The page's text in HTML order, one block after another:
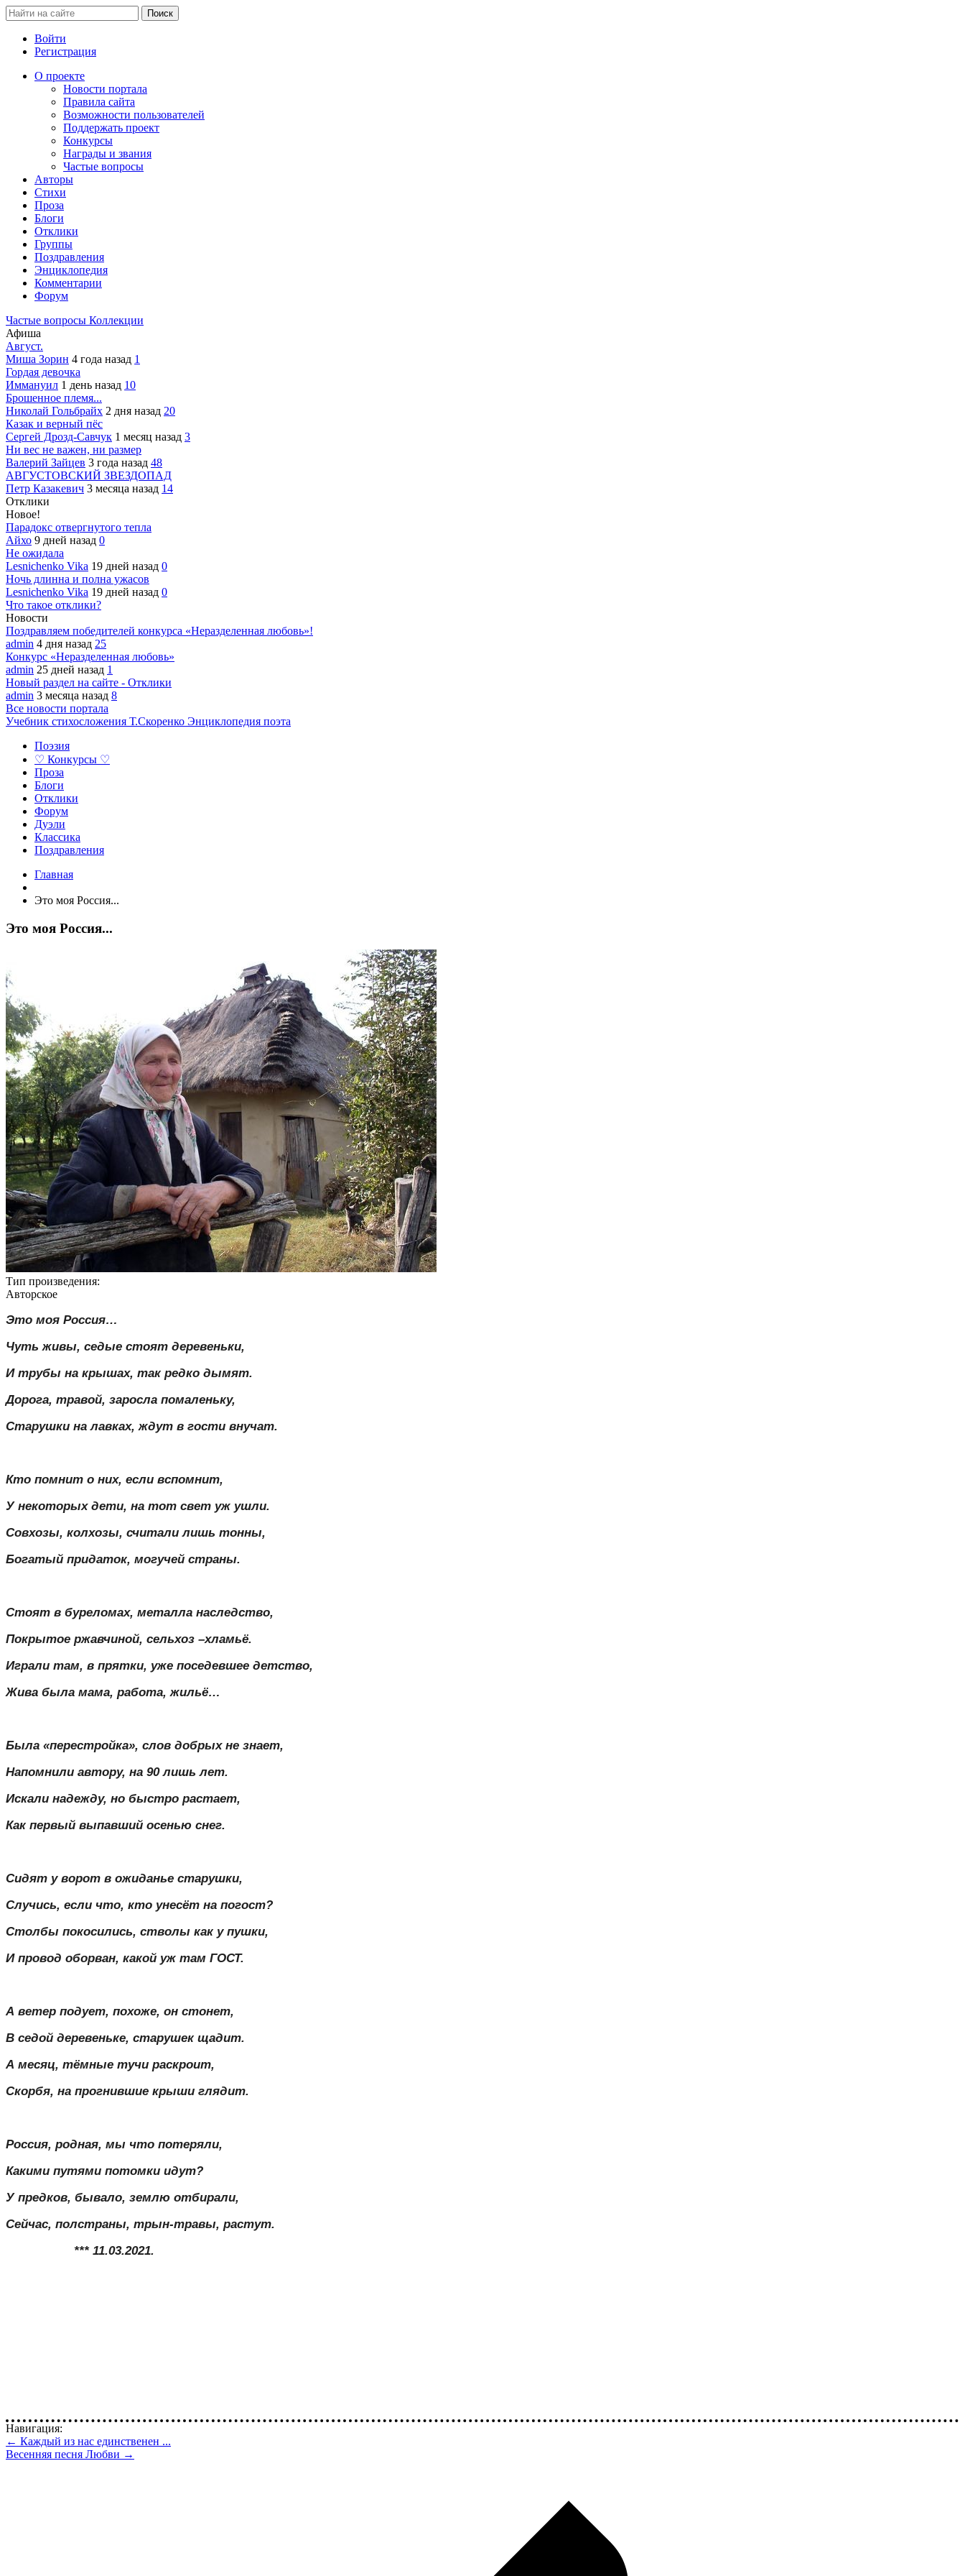
Войти
Регистрация
О проекте
Новости портала
Правила сайта
Возможности пользователей
Поддержать проект
Конкурсы
Награды и звания
Частые вопросы
Авторы
Стихи
Проза
Блоги
Отклики
Группы
Поздравления
Энциклопедия
Комментарии
Форум
Частые вопросы Коллекции
Афиша
Август.
Миша Зорин 4 года назад 1
Гордая девочка
Иммануил 1 день назад 10
Брошенное племя...
Николай Гольбрайх 2 дня назад 20
Казак и верный пёс
Сергей Дрозд-Савчук 1 месяц назад 3
Ни вес не важен, ни размер
Валерий Зайцев 3 года назад 48
АВГУСТОВСКИЙ ЗВЕЗДОПАД
Петр Казакевич 3 месяца назад 14
Отклики
Новое!
Парадокс отвергнутого тепла
Айхо 9 дней назад 0
Не ожидала
Lesnichenko Vika 19 дней назад 0
Ночь длинна и полна ужасов
Lesnichenko Vika 19 дней назад 0
Что такое отклики?
Новости
Поздравляем победителей конкурса «Неразделенная любовь»!
admin 4 дня назад 25
Конкурс «Неразделенная любовь»
admin 25 дней назад 1
Новый раздел на сайте - Отклики
admin 3 месяца назад 8
Все новости портала
Учебник стихосложения Т.Скоренко Энциклопедия поэта
Поэзия
♡ Конкурсы ♡
Проза
Блоги
Отклики
Форум
Дуэли
Классика
Поздравления
Главная
Это моя Россия...
Это моя Россия...
Тип произведения:
Авторское
Это моя Россия…
Чуть живы, седые стоят деревеньки,
И трубы на крышах, так редко дымят.
Дорога, травой, заросла помаленьку,
Старушки на лавках, ждут в гости внучат.
Кто помнит о них, если вспомнит,
У некоторых дети, на тот свет уж ушли.
Совхозы, колхозы, считали лишь тонны,
Богатый придаток, могучей страны.
Стоят в буреломах, металла наследство,
Покрытое ржавчиной, сельхоз –хламьё.
Играли там, в прятки, уже поседевшее детство,
Жива была мама, работа, жильё…
Была «перестройка», слов добрых не знает,
Напомнили автору, на 90 лишь лет.
Искали надежду, но быстро растает,
Как первый выпавший осенью снег.
Сидят у ворот в ожиданье старушки,
Случись, если что, кто унесёт на погост?
Столбы покосились, стволы как у пушки,
И провод оборван, какой уж там ГОСТ.
А ветер подует, похоже, он стонет,
В седой деревеньке, старушек щадит.
А месяц, тёмные тучи раскроит,
Скорбя, на прогнившие крыши глядит.
Россия, родная, мы что потеряли,
Какими путями потомки идут?
У предков, бывало, землю отбирали,
Сейчас, полстраны, трын-травы, растут.
*** 11.03.2021.
Навигация:
← Каждый из нас единственен ...
Весенняя песня Любви →